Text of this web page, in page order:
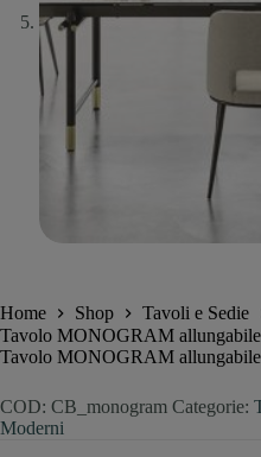
Home Shop Tavoli e Sedie
Tavolo MONOGRAM allungabile
Tavolo MONOGRAM allungabile
COD: CB_monogram Categorie:
Moderni